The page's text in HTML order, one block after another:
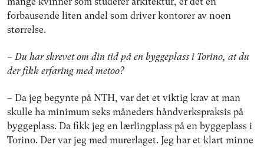
forbausende liten andel som driver kontorer av noen
størrelse.
– Du har skrevet om din tid på en byggeplass i Torino, at du
der fikk erfaring med metoo?
– Da jeg begynte på NTH, var det et viktig krav at man
skulle ha minimum seks måneders håndverkspraksis på
byggeplass. Da fikk jeg en lærlingplass på en byggeplass i
Torino. Der var jeg med murerlaget. Jeg har et klart minne